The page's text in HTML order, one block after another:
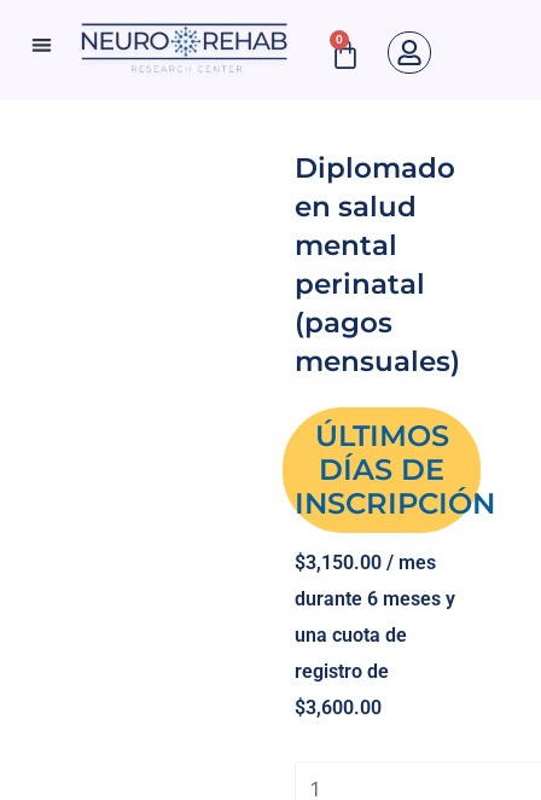
0
Cart
Diplomado
en salud
mental
perinatal
(pagos
mensuales)
ÚLTIMOS
DÍAS DE
INSCRIPCIÓN
$3,150.00 / mes
durante 6 meses y
una cuota de
registro de
$3,600.00
Diplomado